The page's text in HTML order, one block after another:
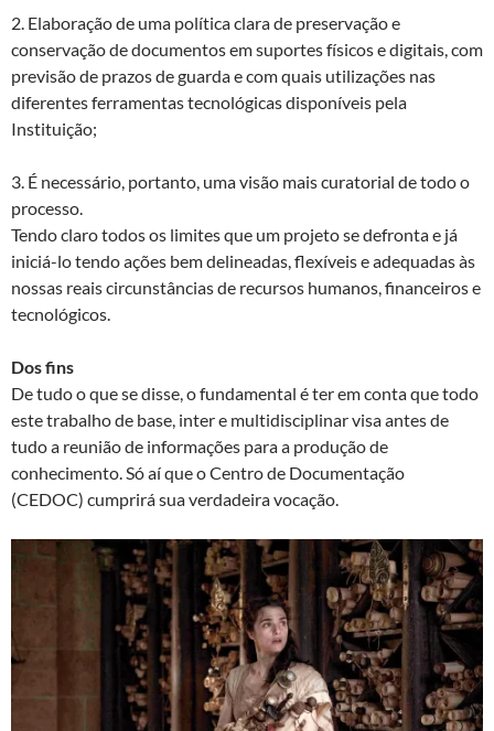
2. Elaboração de uma política clara de preservação e
conservação de documentos em suportes físicos e digitais, com
previsão de prazos de guarda e com quais utilizações nas
diferentes ferramentas tecnológicas disponíveis pela
Instituição;
3. É necessário, portanto, uma visão mais curatorial de todo o
processo.
Tendo claro todos os limites que um projeto se defronta e já
iniciá-lo tendo ações bem delineadas, flexíveis e adequadas às
nossas reais circunstâncias de recursos humanos, financeiros e
tecnológicos.
Dos fins
De tudo o que se disse, o fundamental é ter em conta que todo
este trabalho de base, inter e multidisciplinar visa antes de
tudo a reunião de informações para a produção de
conhecimento. Só aí que o Centro de Documentação
(CEDOC) cumprirá sua verdadeira vocação.